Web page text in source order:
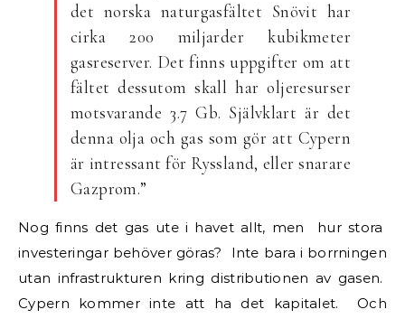
det norska naturgasfältet Snövit har
cirka 200 miljarder kubikmeter
gasreserver. Det finns uppgifter om att
fältet dessutom skall har oljeresurser
motsvarande 3.7 Gb. Självklart är det
denna olja och gas som gör att Cypern
är intressant för Ryssland, eller snarare
Gazprom.”
Nog finns det gas ute i havet allt, men hur stora
investeringar behöver göras? Inte bara i borrningen
utan infrastrukturen kring distributionen av gasen.
Cypern kommer inte att ha det kapitalet. Och